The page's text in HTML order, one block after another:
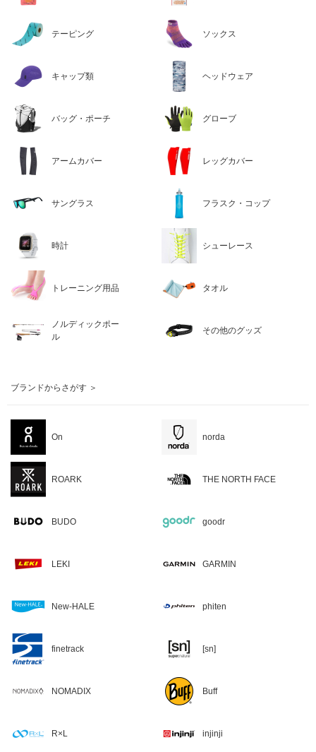
テーピング ソックス
キャップ類 ヘッドウェア
バッグ・ポーチ グローブ
アームカバー レッグカバー
サングラス フラスク・コップ
時計 シューレース
トレーニング用品 タオル
ノルディックポー
ル
その他のグッズ
ブランドからさがす ＞
On norda
ROARK THE NORTH FACE
BUDO goodr
LEKI GARMIN
New-HALE phiten
finetrack [sn]
NOMADIX Buff
R×L injinji